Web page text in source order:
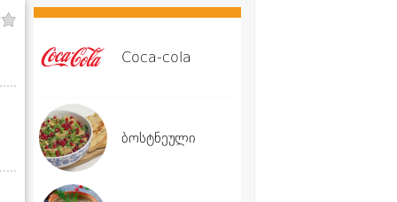
Coca-cola
ბოსტნეული